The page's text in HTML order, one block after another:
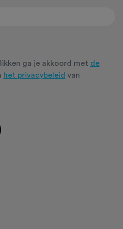
ga je akkoord met de
het privacybeleid van